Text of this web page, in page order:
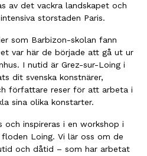
av det vackra landskapet och
storstaden Paris.
som Barbizon-skolan fann
var här de började att gå ut ur
I nutid är Grez-sur-Loing i
dit svenska konstnärer,
författare reser för att arbeta i
sina olika konstarter.
inspireras i en workshop i
Loing. Vi lär oss om de
och dåtid – som har arbetat